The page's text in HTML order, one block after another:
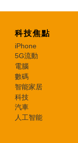
科技焦點
iPhone
5G流動
電腦
數碼
智能家居
科技
汽車
人工智能